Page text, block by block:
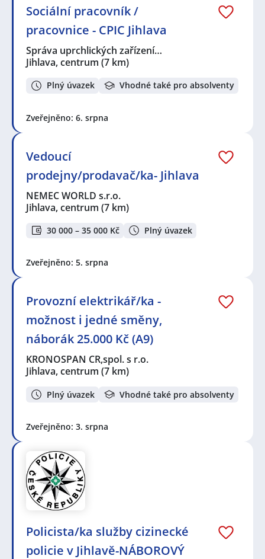
Sociální pracovník /
pracovnice - CPIC Jihlava
Správa uprchlických zařízení…
Jihlava, centrum (7 km)
Plný úvazek Vhodné také pro absolventy
Zveřejněno: 6. srpna
Vedoucí
prodejny/prodavač/ka- Jihlava
NEMEC WORLD s.r.o.
Jihlava, centrum (7 km)
30 000 – 35 000 Kč Plný úvazek
Zveřejněno: 5. srpna
Provozní elektrikář/ka -
možnost i jedné směny,
náborák 25.000 Kč (A9)
KRONOSPAN CR,spol. s r.o.
Jihlava, centrum (7 km)
Plný úvazek Vhodné také pro absolventy
Zveřejněno: 3. srpna
Policista/ka služby cizinecké
policie v Jihlavě-NÁBOROVÝ